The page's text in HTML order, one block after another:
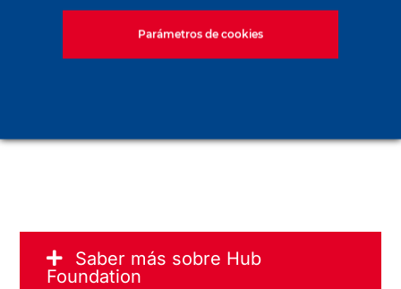
Saber más sobre Hub
Foundation
Parámetros de cookies